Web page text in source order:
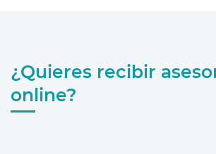
¿Quieres recibir
online?